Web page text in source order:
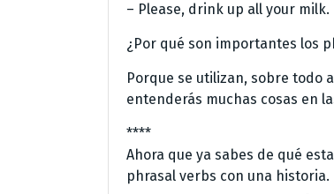
– Please, drink up all your
¿Por qué son importantes los
Porque se utilizan, sobre todo
entenderás muchas cosas en
****
Ahora que ya sabes de qué
phrasal verbs con una historia.